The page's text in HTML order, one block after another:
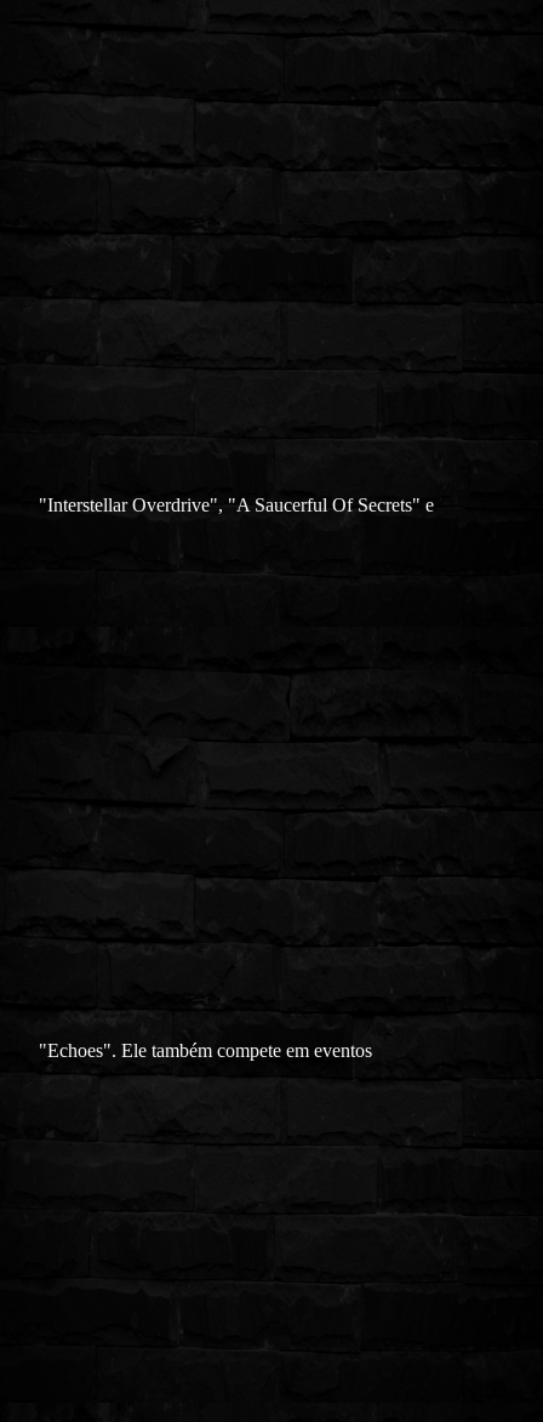
"Interstellar Overdrive", "A Saucerful Of Secrets" e
"Echoes". Ele também compete em eventos